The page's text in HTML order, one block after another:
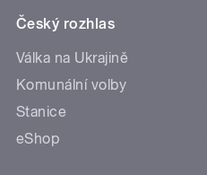
Český rozhlas
Válka na Ukrajině
Komunální volby
Stanice
eShop